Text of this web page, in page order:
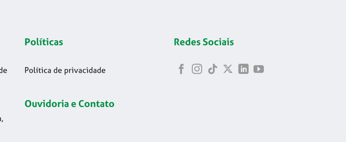
Políticas
Política de privacidade
Ouvidoria e Contato
Redes Sociais